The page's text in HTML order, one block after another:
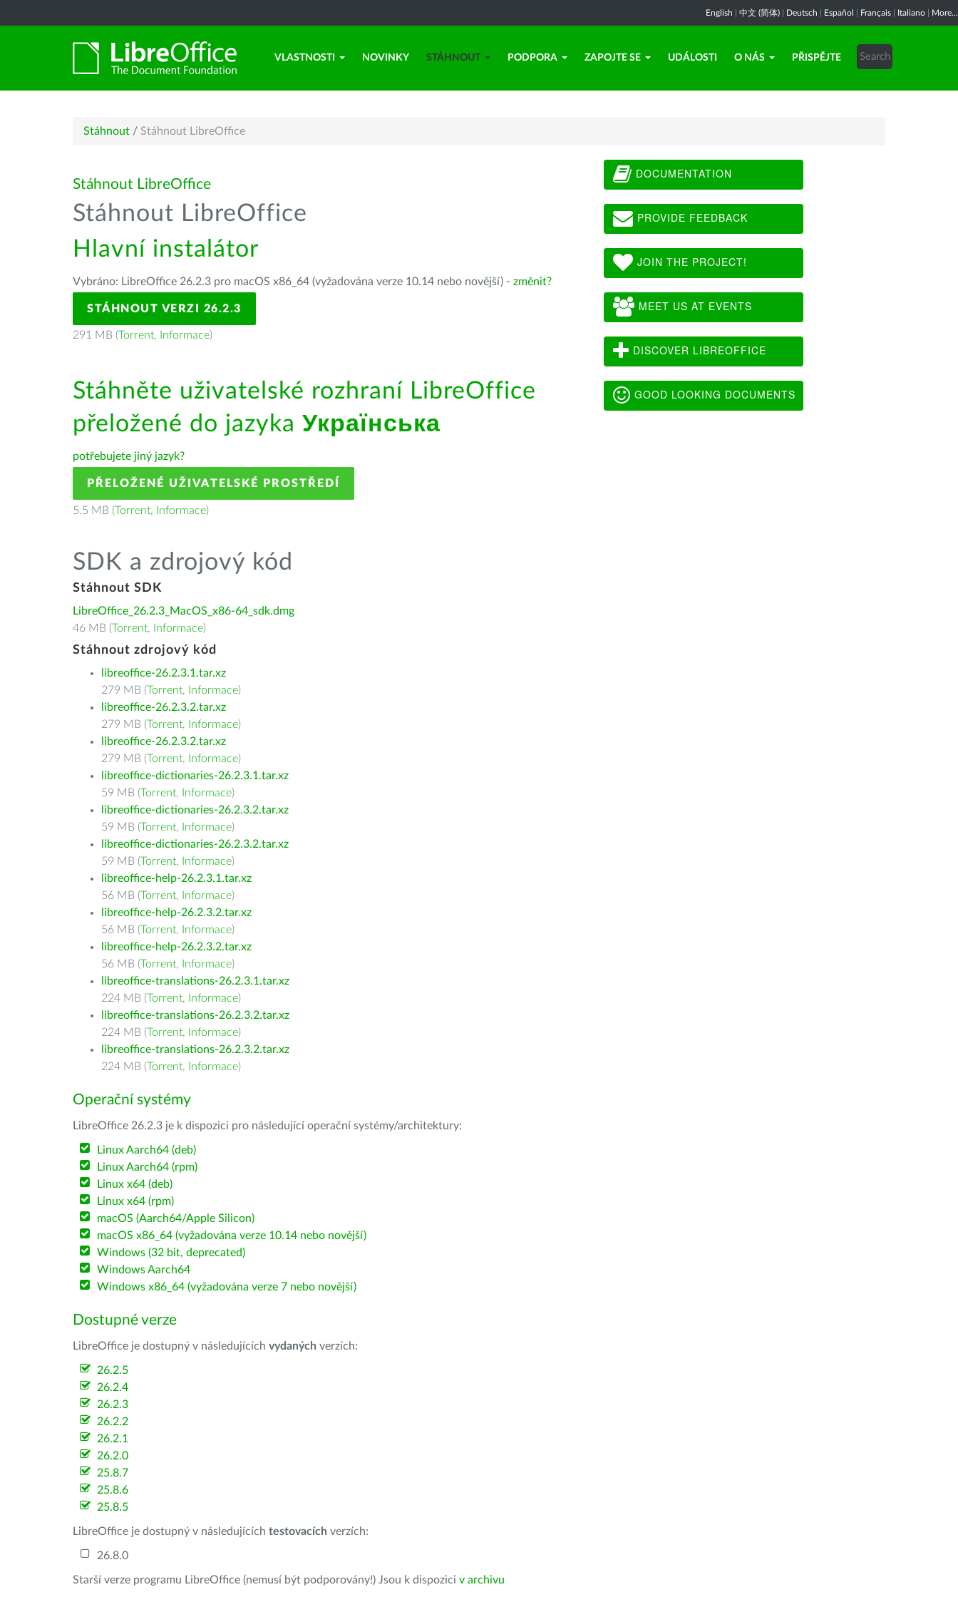
English 中文 (简体) Deutsch Español Français Italiano More...
VLASTNOSTI NOVINKY STÁHNOUT PODPORA ZAPOJTE SE UDÁLOSTI O NÁS PŘISPĚJTE
Stáhnout / Stáhnout LibreOffice
Stáhnout LibreOffice
Stáhnout LibreOffice
Hlavní instalátor
Vybráno: LibreOffice 26.2.3 pro macOS x86_64 (vyžadována verze 10.14 nebo novější) - změnit?
STÁHNOUT VERZI 26.2.3
291 MB (Torrent, Informace)
Stáhněte uživatelské rozhraní LibreOffice
přeložené do jazyka Українська
potřebujete jiný jazyk?
PŘELOŽENÉ UŽIVATELSKÉ PROSTŘEDÍ
5.5 MB (Torrent, Informace)
SDK a zdrojový kód
Stáhnout SDK
LibreOffice_26.2.3_MacOS_x86-64_sdk.dmg
46 MB (Torrent, Informace)
Stáhnout zdrojový kód
libreoffice-26.2.3.1.tar.xz
279 MB (Torrent, Informace)
libreoffice-26.2.3.2.tar.xz
279 MB (Torrent, Informace)
libreoffice-26.2.3.2.tar.xz
279 MB (Torrent, Informace)
libreoffice-dictionaries-26.2.3.1.tar.xz
59 MB (Torrent, Informace)
libreoffice-dictionaries-26.2.3.2.tar.xz
59 MB (Torrent, Informace)
libreoffice-dictionaries-26.2.3.2.tar.xz
59 MB (Torrent, Informace)
libreoffice-help-26.2.3.1.tar.xz
56 MB (Torrent, Informace)
libreoffice-help-26.2.3.2.tar.xz
56 MB (Torrent, Informace)
libreoffice-help-26.2.3.2.tar.xz
56 MB (Torrent, Informace)
libreoffice-translations-26.2.3.1.tar.xz
224 MB (Torrent, Informace)
libreoffice-translations-26.2.3.2.tar.xz
224 MB (Torrent, Informace)
libreoffice-translations-26.2.3.2.tar.xz
224 MB (Torrent, Informace)
Operační systémy
LibreOffice 26.2.3 je k dispozici pro následující operační systémy/architektury:
Linux Aarch64 (deb)
Linux Aarch64 (rpm)
Linux x64 (deb)
Linux x64 (rpm)
macOS (Aarch64/Apple Silicon)
macOS x86_64 (vyžadována verze 10.14 nebo novější)
Windows (32 bit, deprecated)
Windows Aarch64
Windows x86_64 (vyžadována verze 7 nebo novější)
Dostupné verze
LibreOffice je dostupný v následujících vydaných verzích:
26.2.5
26.2.4
26.2.3
26.2.2
26.2.1
26.2.0
25.8.7
25.8.6
25.8.5
LibreOffice je dostupný v následujících testovacích verzích:
26.8.0
Starší verze programu LibreOffice (nemusí být podporovány!) Jsou k dispozici v archivu
DOCUMENTATION
PROVIDE FEEDBACK
JOIN THE PROJECT!
MEET US AT EVENTS
DISCOVER LIBREOFFICE
GOOD LOOKING DOCUMENTS